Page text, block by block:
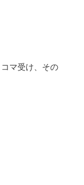
マ受け、その